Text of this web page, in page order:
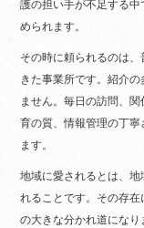
護の担い手が不足する
められます。
その時に頼られるのは
きた事業所です。紹介
ません。毎日の訪問、
育の質、情報管理の丁
ます。
地域に愛されるとは、
れることです。その存
の大きな分かれ道になり